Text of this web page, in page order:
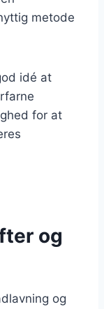
metode
idé at
for at
og
og